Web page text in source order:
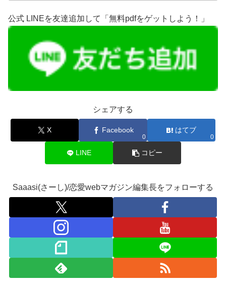
公式 LINEを友達追加して「無料pdfをゲットしよう！」
シェアする
X Facebook
0
はてブ
0
LINE コピー
Saaasi(さーし)/恋愛webマガジン編集長をフォローする